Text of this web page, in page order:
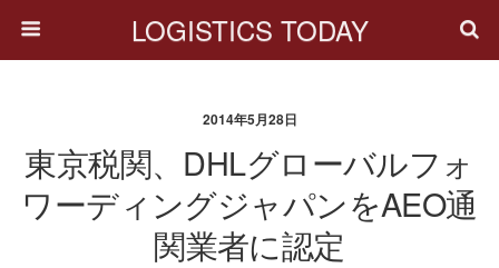
LOGISTICS TODAY
2014年5月28日
東京税関、DHLグローバルフォ
ワーディングジャパンをAEO通
関業者に認定